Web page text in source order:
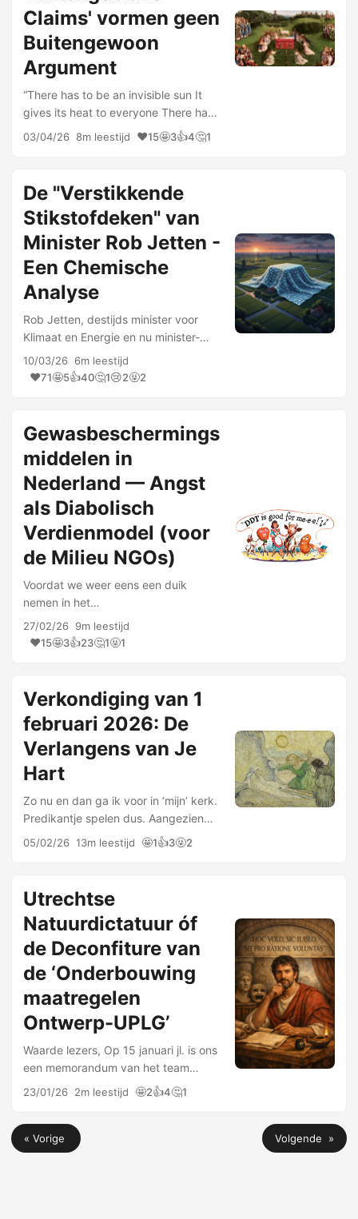
Claims' vormen geen
Buitengewoon
Argument
“There has to be an invisible sun It
gives its heat to everyone There has
to be an invisible sun That gives us
hope when the whole day’s done”
“Extraordinary Claims Require …
03/04/26 8m leestijd ❤️15🤩3👍4🤔1
De "Verstikkende
Stikstofdeken" van
Minister Rob Jetten -
Een Chemische
Analyse
Rob Jetten, destijds minister voor
Klimaat en Energie en nu minister-
president, waarschuwde Nederland
voor een “verstikkende
10/03/26 6m leestijd
❤️71🤩5👍40🤔1😢2🤬2
Gewasbeschermings
middelen in
Nederland — Angst
als Diabolisch
Verdienmodel (voor
de Milieu NGOs)
Voordat we weer eens een duik
nemen in het
gewasbeschermingsmiddelendossier,
vraag ik de aandacht van mijn
staatsterrorisme’. Ook een …
27/02/26 9m leestijd
❤️15🤩3👍23🤔1🤬1
Verkondiging van 1
februari 2026: De
Verlangens van Je
Hart
Zo nu en dan ga ik voor in ‘mijn’ kerk.
Predikantje spelen dus. Aangezien
mijn vader later in zijn leven
predikant werd, heb ik die rol altijd
schetst mijn eigen …
05/02/26 13m leestijd 🤩1👍3🤬2
Utrechtse
Natuurdictatuur óf
de Deconfiture van
de ‘Onderbouwing
maatregelen
Ontwerp-UPLG’
Waarde lezers, Op 15 januari jl. is ons
een memorandum van het team
Utrechts Programma Landelijk
Gebied toegestuurd waarin stelling
andere, de rapporten van Wouter de
Heij …
23/01/26 2m leestijd 🤩2👍4🤔1
« Vorige Volgende »